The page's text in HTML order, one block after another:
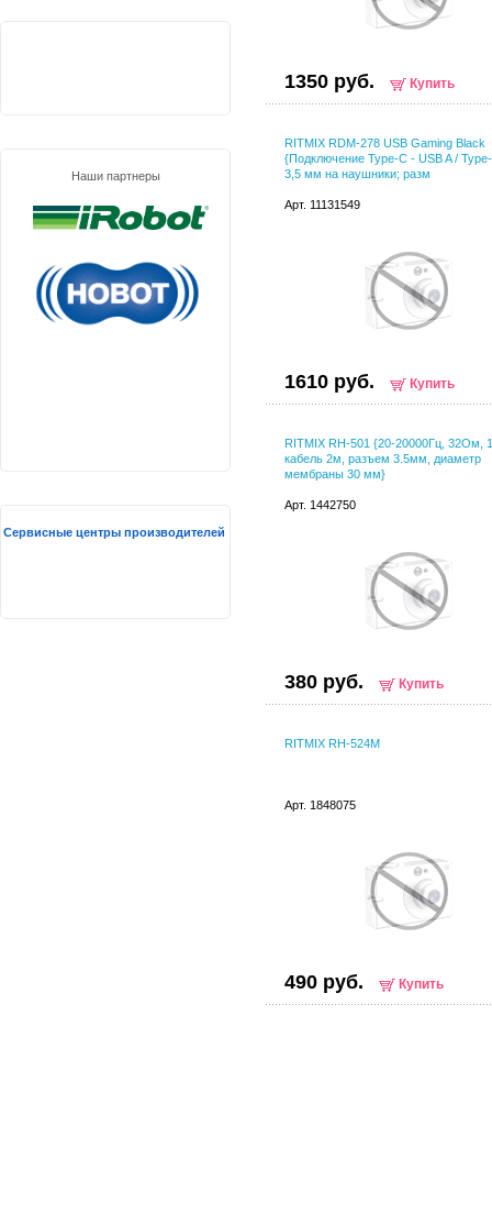
1350 руб. Купить
RITMIX RDM-278 USB Gaming Black
{Подключение Type-C - USB A /
3,5 мм на наушники; разм
Арт. 11131549
1610 руб. Купить
RITMIX RH-501 {20-20000Гц, 32Ом,
кабель 2м, разъем 3.5мм, диаметр
мембраны 30 мм}
Арт. 1442750
380 руб. Купить
RITMIX RH-524M
Арт. 1848075
490 руб. Купить
Наши партнеры
Сервисные центры производителей